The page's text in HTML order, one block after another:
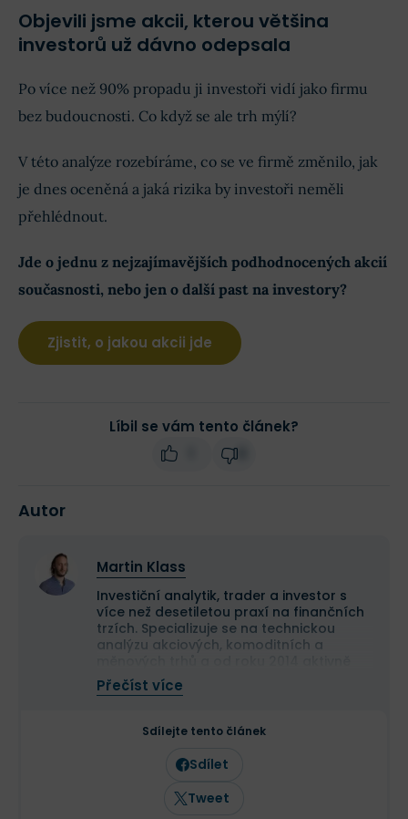
Objevili jsme akcii, kterou většina
investorů už dávno odepsala
Po více než 90% propadu ji investoři vidí jako firmu
bez budoucnosti. Co když se ale trh mýlí?
V této analýze rozebíráme, co se ve firmě změnilo, jak
je dnes oceněná a jaká rizika by investoři neměli
přehlédnout.
Jde o jednu z nejzajímavějších podhodnocených akcií
současnosti, nebo jen o další past na investory?
Zjistit, o jakou akcii jde
Líbil se vám tento článek?
Autor
Martin Klass
Investiční analytik, trader a investor s
více než desetiletou praxí na finančních
trzích. Specializuje se na technickou
analýzu akciových, komoditních a
obchoduje vlastní kapitál. Své obchodní
výsledky dlouhodobě dokládá veřejnou
Je držitelem titulu Ph.D. v oboru finance a
vedle vlastního obchodování publikuje
odborné analýzy a komentáře zaměřené
na trading a investování. Jeho články
pravidelně vycházejí nejen na Finexu, ale
také v dalších finančních médiích.
Přečíst více
Sdílejte tento článek
Sdílet
Tweet